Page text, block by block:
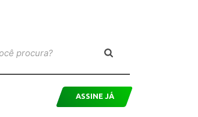
ASSINE JÁ